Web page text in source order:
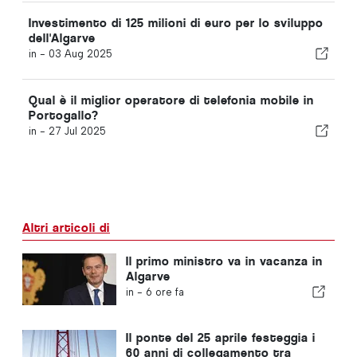
Investimento di 125 milioni di euro per lo sviluppo
dell'Algarve
in - 03 Aug 2025
Qual è il miglior operatore di telefonia mobile in
Portogallo?
in - 27 Jul 2025
Altri articoli di
Il primo ministro va in vacanza in
Algarve
in - 6 ore fa
Il ponte del 25 aprile festeggia i
60 anni di collegamento tra